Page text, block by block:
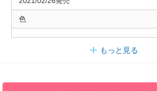
色
もっと見る